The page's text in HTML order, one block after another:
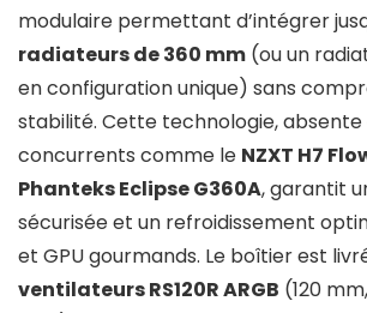
modulaire permettant d’intégrer
radiateurs de 360 mm (ou un
en configuration unique) sans
stabilité. Cette technologie, absente
concurrents comme le NZXT H7
Phanteks Eclipse G360A, garantit
sécurisée et un refroidissement
et GPU gourmands. Le boîtier est
ventilateurs RS120R ARGB (120